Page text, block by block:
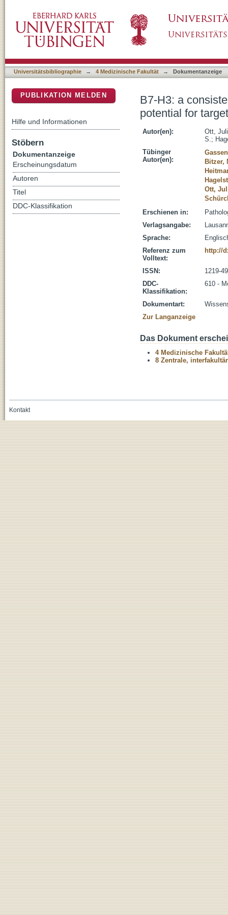
Universitätsbibliographie → 4 Medizinische Fakultät → Dokumentanzeige
B7-H3: a
potential for
Autor(en):
Ott,
S.;
Tübinger
Autor(en):
Bitzer,
Ott,
Erschienen in:
Verlagsangabe:
Sprache:
Referenz zum
Volltext:
http://
ISSN:
1219-
DDC-
Klassifikation:
610 -
Dokumentart:
Zur Langanzeige
Das Dokument
4 Medizinische
8 Zentrale,
PUBLIKATION MELDEN
Hilfe und Informationen
Stöbern
Dokumentanzeige
Erscheinungsdatum
Autoren
Titel
DDC-Klassifikation
Kontakt